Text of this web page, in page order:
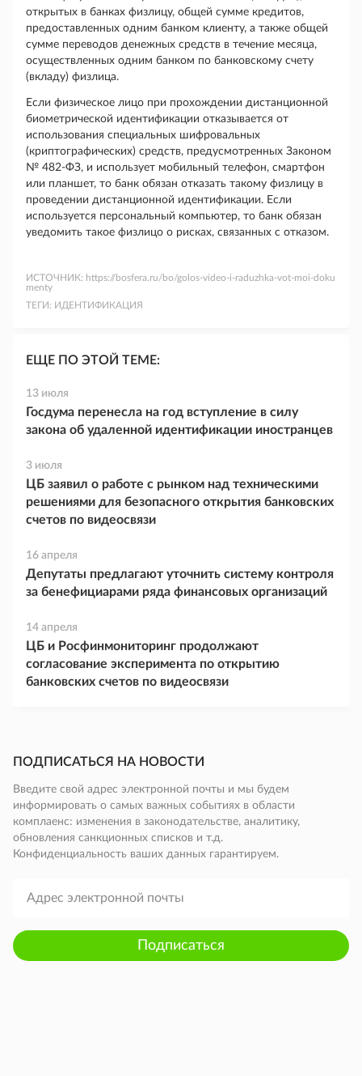
открытых в банках физлицу, общей сумме кредитов,
предоставленных одним банком клиенту, а также общей
сумме переводов денежных средств в течение месяца,
осуществленных одним банком по банковскому счету
(вкладу) физлица.
Если физическое лицо при прохождении дистанционной
биометрической идентификации отказывается от
использования специальных шифровальных
(криптографических) средств, предусмотренных Законом
№ 482-ФЗ, и использует мобильный телефон, смартфон
или планшет, то банк обязан отказать такому физлицу в
проведении дистанционной идентификации. Если
используется персональный компьютер, то банк обязан
уведомить такое физлицо о рисках, связанных с отказом.
ИСТОЧНИК: https://bosfera.ru/bo/golos-video-i-raduzhka-vot-moi-doku
menty
ТЕГИ: ИДЕНТИФИКАЦИЯ
ЕЩЕ ПО ЭТОЙ ТЕМЕ:
13 июля
Госдума перенесла на год вступление в силу
закона об удаленной идентификации иностранцев
3 июля
ЦБ заявил о работе с рынком над техническими
решениями для безопасного открытия банковских
счетов по видеосвязи
16 апреля
Депутаты предлагают уточнить систему контроля
за бенефициарами ряда финансовых организаций
14 апреля
ЦБ и Росфинмониторинг продолжают
согласование эксперимента по открытию
банковских счетов по видеосвязи
ПОДПИСАТЬСЯ НА НОВОСТИ
Введите свой адрес электронной почты и мы будем
информировать о самых важных событиях в области
комплаенс: изменения в законодательстве, аналитику,
обновления санкционных списков и т.д.
Конфиденциальность ваших данных гарантируем.
Подписаться